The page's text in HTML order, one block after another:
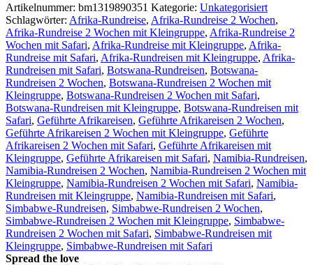
Artikelnummer: bm1319890351 Kategorie: Unkategorisiert
Schlagwörter: Afrika-Rundreise, Afrika-Rundreise 2 Wochen,
Afrika-Rundreise 2 Wochen mit Kleingruppe, Afrika-Rundreise 2
Wochen mit Safari, Afrika-Rundreise mit Kleingruppe, Afrika-
Rundreise mit Safari, Afrika-Rundreisen mit Kleingruppe, Afrika-
Rundreisen mit Safari, Botswana-Rundreisen, Botswana-
Rundreisen 2 Wochen, Botswana-Rundreisen 2 Wochen mit
Kleingruppe, Botswana-Rundreisen 2 Wochen mit Safari,
Botswana-Rundreisen mit Kleingruppe, Botswana-Rundreisen mit
Safari, Geführte Afrikareisen, Geführte Afrikareisen 2 Wochen,
Geführte Afrikareisen 2 Wochen mit Kleingruppe, Geführte
Afrikareisen 2 Wochen mit Safari, Geführte Afrikareisen mit
Kleingruppe, Geführte Afrikareisen mit Safari, Namibia-Rundreisen,
Namibia-Rundreisen 2 Wochen, Namibia-Rundreisen 2 Wochen mit
Kleingruppe, Namibia-Rundreisen 2 Wochen mit Safari, Namibia-
Rundreisen mit Kleingruppe, Namibia-Rundreisen mit Safari,
Simbabwe-Rundreisen, Simbabwe-Rundreisen 2 Wochen,
Simbabwe-Rundreisen 2 Wochen mit Kleingruppe, Simbabwe-
Rundreisen 2 Wochen mit Safari, Simbabwe-Rundreisen mit
Kleingruppe, Simbabwe-Rundreisen mit Safari
Spread the love